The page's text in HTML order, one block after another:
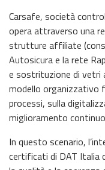
Carsafe, società
opera attraverso una
strutture affiliate
Autosicura e la rete
e sostrituzione di vetri
modello organizzativo
processi, sulla
miglioramento
In questo scenario,
certificati di DAT Italia